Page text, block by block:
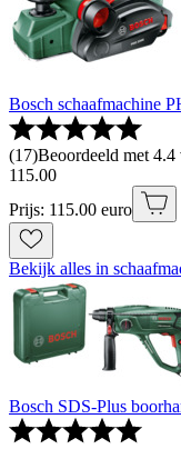
Bosch schaafmachine
(17)Beoordeeld met
115.00
Prijs: 115.00 euro
Bekijk alles in
Bosch SDS-Plus